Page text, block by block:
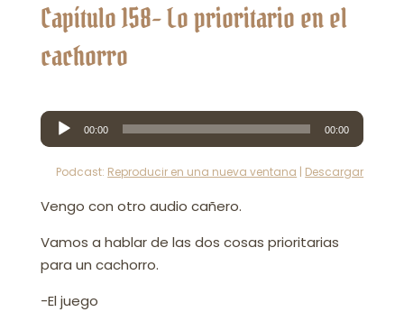
Capítulo 158- Lo prioritario en el
cachorro
Reproductor
de
audio
00:00 00:00
Podcast: Reproducir en una nueva ventana | Descargar
Vengo con otro audio cañero.
Vamos a hablar de las dos cosas prioritarias
para un cachorro.
-El juego